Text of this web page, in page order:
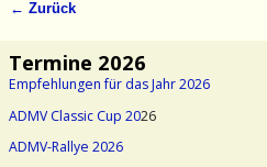
← Zurück
Termine 2026
Empfehlungen für das Jahr 2026
ADMV Classic Cup 2026
ADMV-Rallye 2026